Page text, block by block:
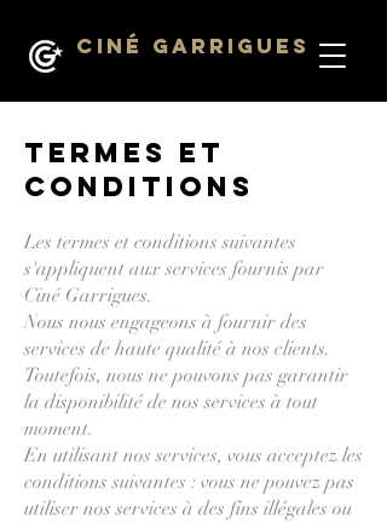
Ciné Garrigues
Termes et
conditions
Les termes et conditions suivantes
s'appliquent aux services fournis par
Ciné Garrigues.
Nous nous engageons à fournir des
services de haute qualité à nos clients.
Toutefois, nous ne pouvons pas garantir
la disponibilité de nos services à tout
moment.
En utilisant nos services, vous acceptez les
conditions suivantes : vous ne pouvez pas
utiliser nos services à des fins illégales ou